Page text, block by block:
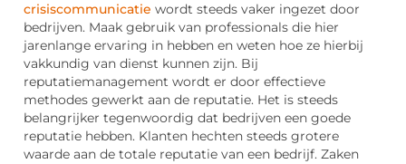
crisiscommunicatie wordt steeds vaker ingezet door
bedrijven. Maak gebruik van professionals die hier
jarenlange ervaring in hebben en weten hoe ze hierbij
vakkundig van dienst kunnen zijn. Bij
reputatiemanagement wordt er door effectieve
methodes gewerkt aan de reputatie. Het is steeds
belangrijker tegenwoordig dat bedrijven een goede
reputatie hebben. Klanten hechten steeds grotere
waarde aan de totale reputatie van een bedrijf. Zaken